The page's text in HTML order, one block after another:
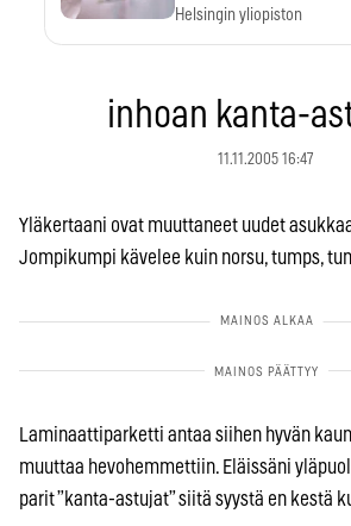
Helsingin yliopiston
inhoan kanta-
11.11.2005 16:47
Yläkertaani ovat muuttaneet uudet
Jompikumpi kävelee kuin norsu, tumps,
Laminaattiparketti antaa siihen hyvän
muuttaa hevohemmettiin. Eläissäni
parit ”kanta-astujat” siitä syystä en kestä